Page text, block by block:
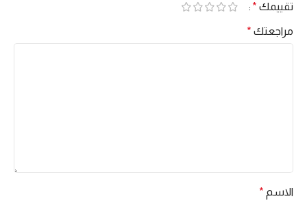
تقييمك *
مراجعتك *
الاسم *